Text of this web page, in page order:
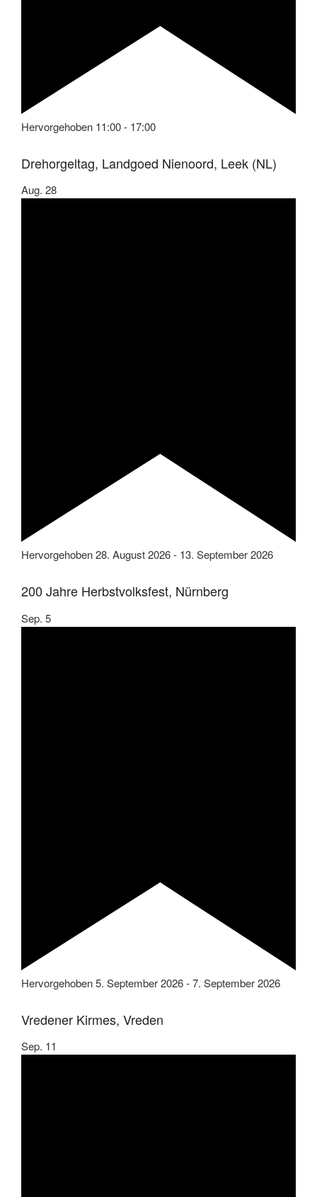
Hervorgehoben 11:00- 17:00
Drehorgeltag, Landgoed Nienoord, Leek (NL)
Aug. 28
Hervorgehoben28. August 2026- 13. September 2026
200 Jahre Herbstvolksfest, Nürnberg
Sep. 5
Hervorgehoben5. September 2026-7. September 2026
Vredener Kirmes, Vreden
Sep. 11